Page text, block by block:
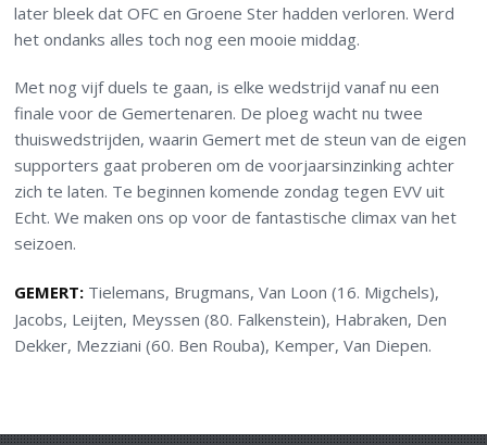
later bleek dat OFC en Groene Ster hadden verloren. Werd
het ondanks alles toch nog een mooie middag.
Met nog vijf duels te gaan, is elke wedstrijd vanaf nu een
finale voor de Gemertenaren. De ploeg wacht nu twee
thuiswedstrijden, waarin Gemert met de steun van de eigen
supporters gaat proberen om de voorjaarsinzinking achter
zich te laten. Te beginnen komende zondag tegen EVV uit
Echt. We maken ons op voor de fantastische climax van het
seizoen.
GEMERT: Tielemans, Brugmans, Van Loon (16. Migchels),
Jacobs, Leijten, Meyssen (80. Falkenstein), Habraken, Den
Dekker, Mezziani (60. Ben Rouba), Kemper, Van Diepen.